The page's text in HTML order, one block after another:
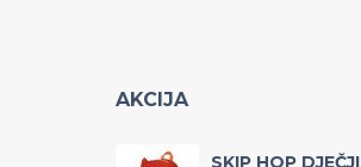
AKCIJA
SKIP HOP DJEČJI